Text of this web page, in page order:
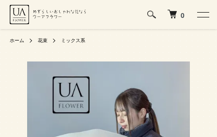
0
ホーム 花束 ミックス系